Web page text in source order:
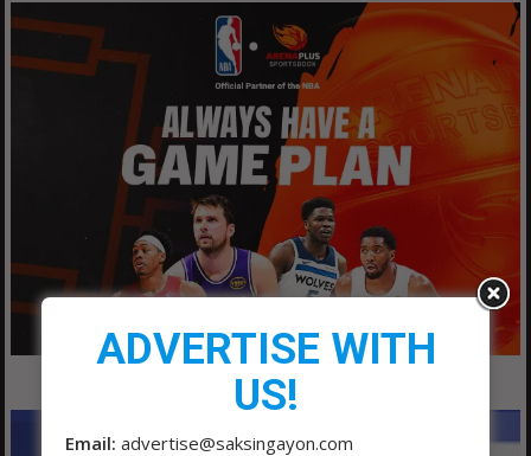
ADVERTISE WITH
US!
Email: advertise@saksingayon.com